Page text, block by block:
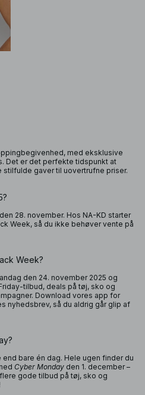
med eksklusive
Det er det perfekte tidspunkt at
gaver til uovertrufne priser.
28. november. Hos NA-KD starter
Week, så du ikke behøver vente på
Week?
den 24. november 2025 og
tilbud, deals på tøj, sko og
Download vores app for
nyhedsbrev, så du aldrig går glip af
end bare én dag. Hele ugen finder du
Cyber Monday den 1. december –
gode tilbud på tøj, sko og